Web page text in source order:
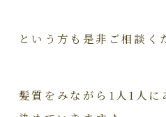
という方も是非ご相談く
髪質をみながら1人1人